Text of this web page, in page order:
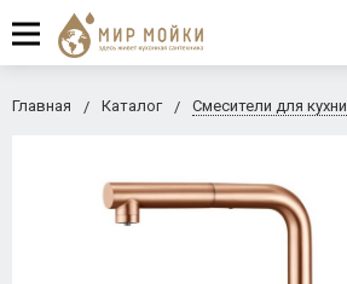
Главная Каталог Смесители для кухни